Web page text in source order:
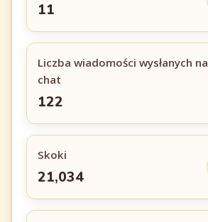
11
Liczba wiadomości wysłanych na
chat
122
Skoki
21,034